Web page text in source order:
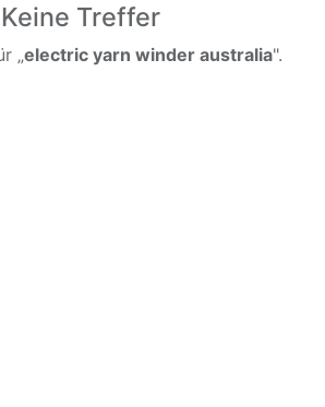
Keine Treffer
„electric yarn winder australia".